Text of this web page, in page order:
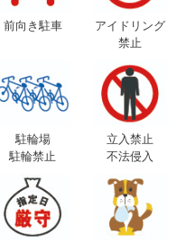
前向き駐車
アイドリング
禁止
駐輪場
駐輪禁止
立入禁止
不法侵入